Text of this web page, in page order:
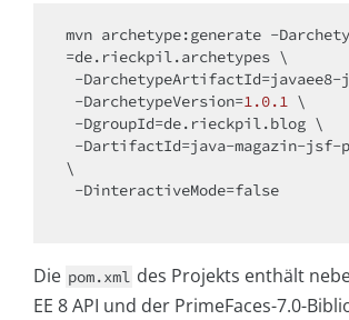
mvn archetype:generate -
=de.rieckpil.archetypes \
-DarchetypeVersion=1.0.1 \
\
-DinteractiveMode=false
Die pom.xml des Projekts enthält
EE 8 API und der PrimeFaces-7.0-